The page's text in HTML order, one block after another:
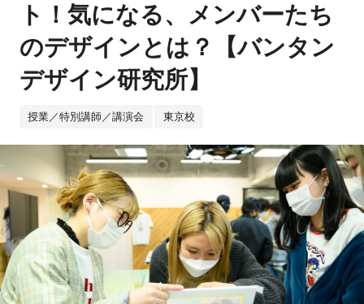
ト！気になる、メンバーたち
のデザインとは？【バンタン
デザイン研究所】
授業／特別講師／講演会 東京校